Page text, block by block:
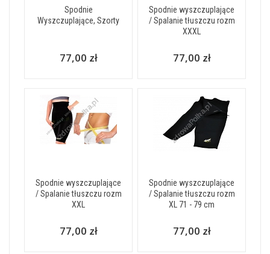
Spodnie
Wyszczuplające, Szorty
77,00 zł
Spodnie wyszczuplające
/ Spalanie tłuszczu rozm
XXXL
77,00 zł
Spodnie wyszczuplające
/ Spalanie tłuszczu rozm
XXL
77,00 zł
Spodnie wyszczuplające
/ Spalanie tłuszczu rozm
XL 71 - 79 cm
77,00 zł